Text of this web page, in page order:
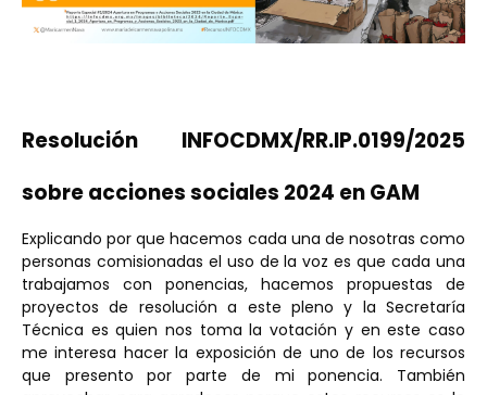
Resolución INFOCDMX/RR.IP.0199/2025
sobre acciones sociales 2024 en GAM
Explicando por que hacemos cada una de nosotras como
personas comisionadas el uso de la voz es que cada una
trabajamos con ponencias, hacemos propuestas de
proyectos de resolución a este pleno y la Secretaría
Técnica es quien nos toma la votación y en este caso
me interesa hacer la exposición de uno de los recursos
que presento por parte de mi ponencia. También